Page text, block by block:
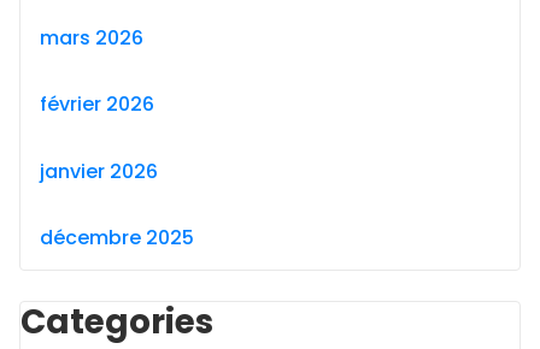
mars 2026
février 2026
janvier 2026
décembre 2025
Categories